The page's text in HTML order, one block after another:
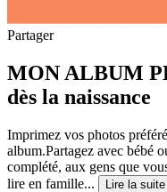
Partager
MON ALBUM
dès la naissance
Imprimez vos photos
album.Partagez avec bébé
complété, aux gens que
lire en famille...
Lire la suite